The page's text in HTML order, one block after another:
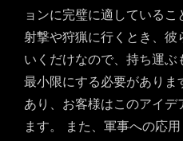
ョンに完璧に適している
射撃や狩猟に行くとき、彼
いくだけなので、持ち運ぶ
最小限にする必要がありま
あり、お客様はこのアイ
ます。 また、軍事への応